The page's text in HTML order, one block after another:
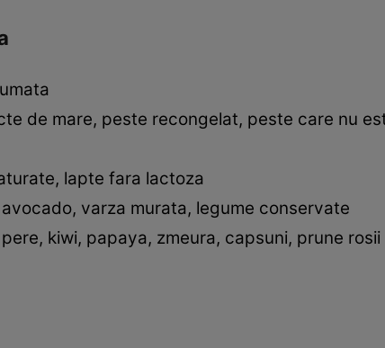
de mare, peste recongelat, peste care nu
lapte fara lactoza
varza murata, legume conservate
kiwi, papaya, zmeura, capsuni, prune rosii